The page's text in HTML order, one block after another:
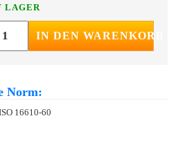
LAGER
IN DEN WARENKORB
Norm:
16610-60